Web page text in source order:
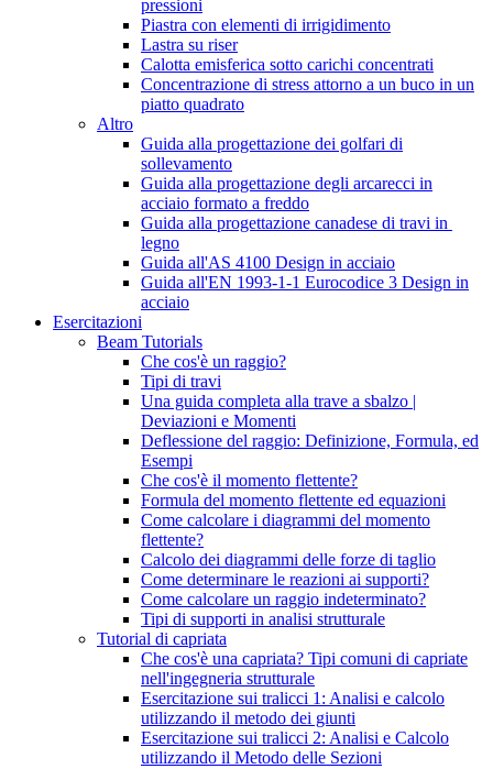
pressioni
Piastra con elementi di irrigidimento
Lastra su riser
Calotta emisferica sotto carichi concentrati
Concentrazione di stress attorno a un buco in un
piatto quadrato
Altro
Guida alla progettazione dei golfari di
sollevamento
Guida alla progettazione degli arcarecci in
acciaio formato a freddo
Guida alla progettazione canadese di travi in ​​
legno
Guida all'AS 4100 Design in acciaio
Guida all'EN 1993-1-1 Eurocodice 3 Design in
acciaio
Esercitazioni
Beam Tutorials
Che cos'è un raggio?
Tipi di travi
Una guida completa alla trave a sbalzo |
Deviazioni e Momenti
Deflessione del raggio: Definizione, Formula, ed
Esempi
Che cos'è il momento flettente?
Formula del momento flettente ed equazioni
Come calcolare i diagrammi del momento
flettente?
Calcolo dei diagrammi delle forze di taglio
Come determinare le reazioni ai supporti?
Come calcolare un raggio indeterminato?
Tipi di supporti in analisi strutturale
Tutorial di capriata
Che cos'è una capriata? Tipi comuni di capriate
nell'ingegneria strutturale
Esercitazione sui tralicci 1: Analisi e calcolo
utilizzando il metodo dei giunti
Esercitazione sui tralicci 2: Analisi e Calcolo
utilizzando il Metodo delle Sezioni